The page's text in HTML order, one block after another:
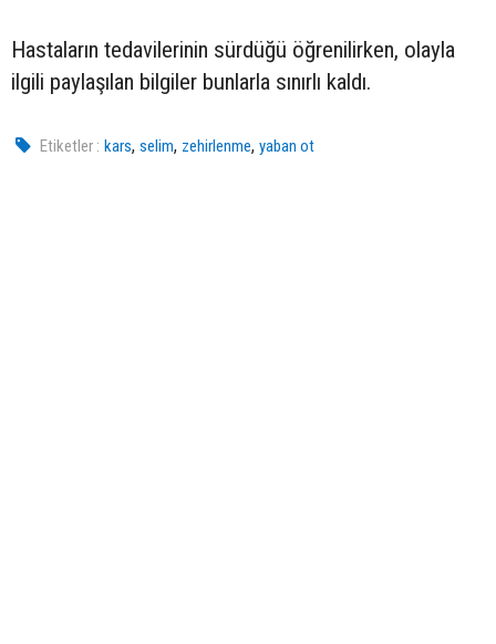
Hastaların tedavilerinin sürdüğü öğrenilirken, olayla
ilgili paylaşılan bilgiler bunlarla sınırlı kaldı.
Etiketler : kars,selim, zehirlenme,yaban ot